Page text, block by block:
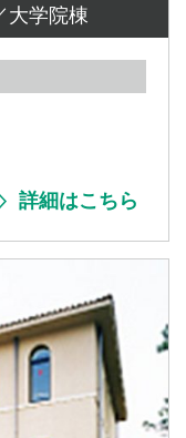
大学院棟
詳細はこちら